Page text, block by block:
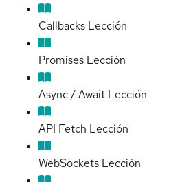
Callbacks Lección
Promises Lección
Async / Await Lección
API Fetch Lección
WebSockets Lección